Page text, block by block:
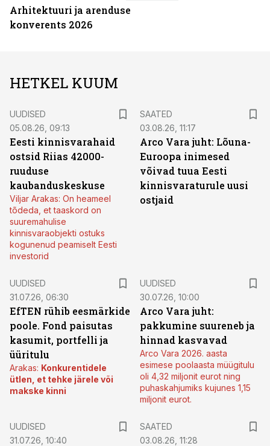
Arhitektuuri ja arenduse
konverents 2026
HETKEL KUUM
UUDISED
05.08.26, 09:13
Eesti kinnisvarahaid
ostsid Riias 42000-
ruuduse
kaubanduskeskuse
Viljar Arakas: On heameel
tõdeda, et taaskord on
suuremahulise
kinnisvaraobjekti ostuks
kogunenud peamiselt Eesti
investorid
SAATED
03.08.26, 11:17
Arco Vara juht: Lõuna-
Euroopa inimesed
võivad tuua Eesti
kinnisvaraturule uusi
ostjaid
UUDISED
31.07.26, 06:30
EfTEN rühib eesmärkide
poole. Fond paisutas
kasumit, portfelli ja
üüritulu
Arakas: Konkurentidele
ütlen, et tehke järele või
makske kinni
UUDISED
30.07.26, 10:00
Arco Vara juht:
pakkumine suureneb ja
hinnad kasvavad
Arco Vara 2026. aasta
esimese poolaasta müügitulu
oli 4,32 miljonit eurot ning
puhaskahjumiks kujunes 1,15
miljonit eurot.
UUDISED
31.07.26, 10:40
SAATED
03.08.26, 11:28